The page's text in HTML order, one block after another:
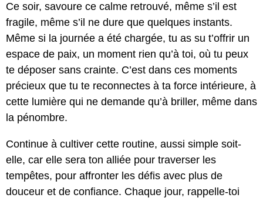
Ce soir, savoure ce calme retrouvé, même s’il est
fragile, même s’il ne dure que quelques instants.
Même si la journée a été chargée, tu as su t’offrir un
espace de paix, un moment rien qu’à toi, où tu peux
te déposer sans crainte. C’est dans ces moments
précieux que tu te reconnectes à ta force intérieure, à
cette lumière qui ne demande qu’à briller, même dans
la pénombre.
Continue à cultiver cette routine, aussi simple soit-
elle, car elle sera ton alliée pour traverser les
tempêtes, pour affronter les défis avec plus de
douceur et de confiance. Chaque jour, rappelle-toi